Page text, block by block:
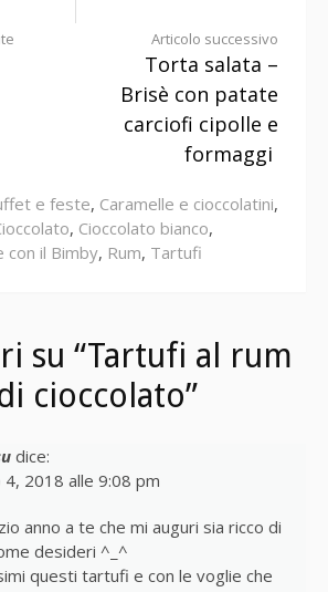
Articolo successivo
Torta salata –
Brisè con patate
carciofi cipolle e
formaggi
e feste, Caramelle e cioccolatini,
, Cioccolato bianco,
con il Bimby, Rum, Tartufi
su “Tartufi al rum
cioccolato”
dice:
4, 2018 alle 9:08 pm
anno a te che mi auguri sia ricco di
desideri ^_^
questi tartufi e con le voglie che